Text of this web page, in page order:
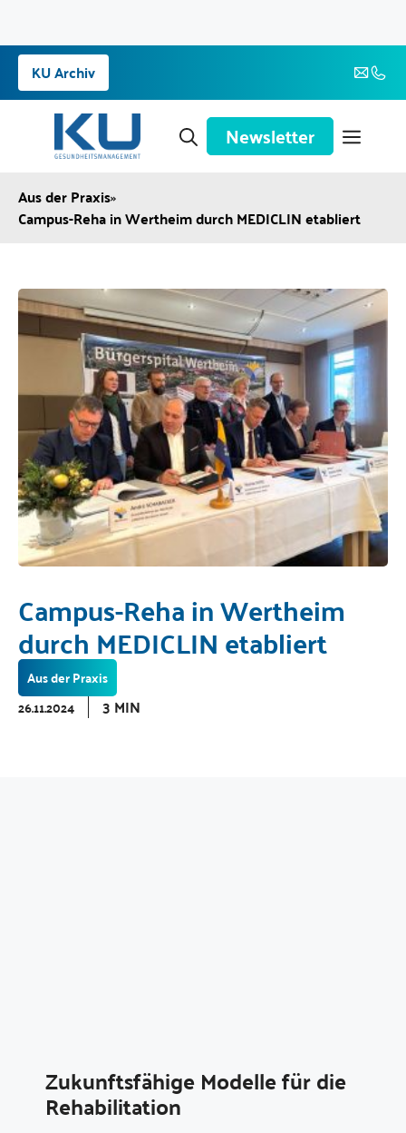
Zum
Inhalt
springen
KU Archiv
Newsletter
Aus der Praxis»
Campus-Reha in Wertheim durch MEDICLIN etabliert
Campus-Reha in Wertheim
durch MEDICLIN etabliert
Aus der Praxis
26.11.2024
3 MIN
Zukunftsfähige Modelle für die
Rehabilitation